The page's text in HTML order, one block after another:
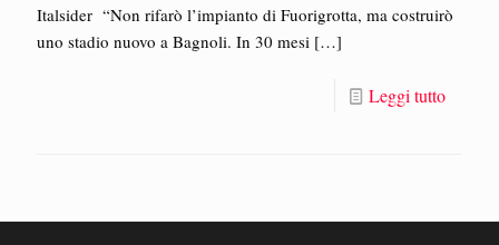
Italsider “Non rifarò l’impianto di Fuorigrotta, ma costruirò
uno stadio nuovo a Bagnoli. In 30 mesi […]
Leggi tutto